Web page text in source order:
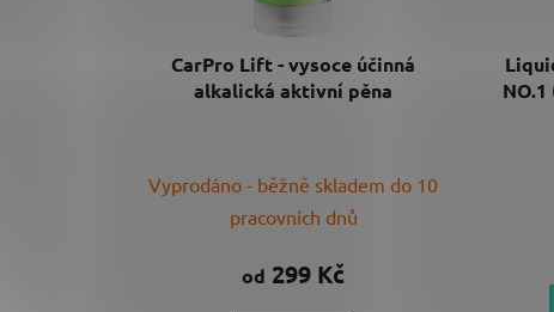
CarPro Lift - vysoce účinná
alkalická aktivní pěna
Vyprodáno - běžně skladem do 10
pracovních dnů
od 299 Kč